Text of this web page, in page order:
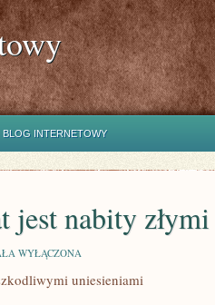
BLOG INTERNETOWY
jest nabity
WYŁĄCZONA
uniesieniami